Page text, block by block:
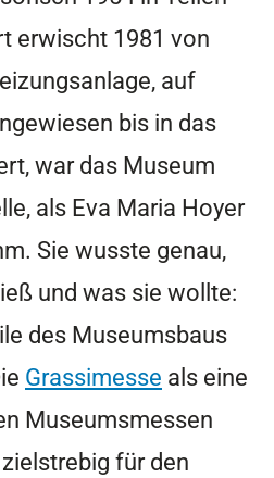
erwischt 1981 von
auf
bis in das
war das Museum
als Eva Maria Hoyer
Sie wusste genau,
und was sie wollte:
des Museumsbaus
Grassimesse als eine
Museumsmessen
für den